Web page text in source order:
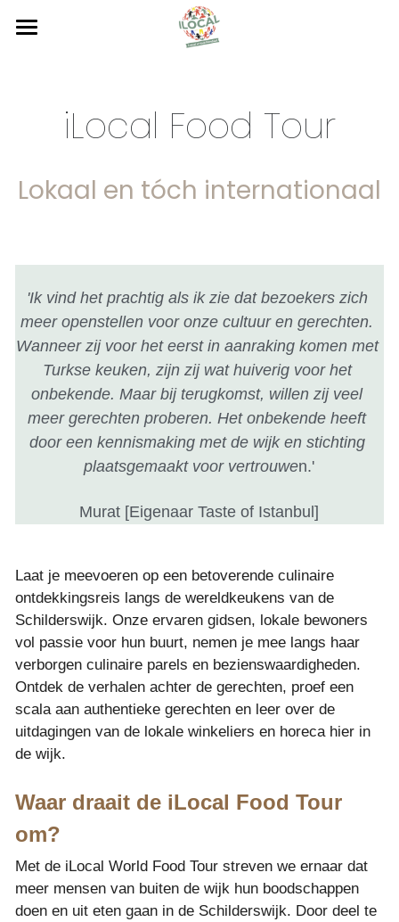
Wat we doen
Wie we zijn
Actief worden
Inzet stagiaires
Tours
iLocal SW Bewonerstour
iLocal Food Tour
iLocal Food &Art Tour
Verdere activiteiten
Wijkconsultatie
Bridge to Change
Evenementen
Mediabeleid
Zoeken
iLocal Food Tour
Lokaal en tóch internationaal
'Ik vind het prachtig als ik zie dat bezoekers zich
meer openstellen voor onze cultuur en gerechten.
Wanneer zij voor het eerst in aanraking komen met
Turkse keuken, zijn zij wat huiverig voor het
onbekende. Maar bij terugkomst, willen zij veel
meer gerechten proberen. Het onbekende heeft
door een kennismaking met de wijk en stichting
plaatsgemaakt voor vertrouwen.'
Murat [Eigenaar Taste of Istanbul]
Laat je meevoeren op een betoverende culinaire
ontdekkingsreis langs de wereldkeukens van de
Schilderswijk. Onze ervaren gidsen, lokale bewoners
vol passie voor hun buurt, nemen je mee langs haar
verborgen culinaire parels en bezienswaardigheden.
Ontdek de verhalen achter de gerechten, proef een
scala aan authentieke gerechten en leer over de
uitdagingen van de lokale winkeliers en horeca hier in
de wijk.
Waar draait de iLocal Food Tour
om?
Met de iLocal World Food Tour streven we ernaar dat
meer mensen van buiten de wijk hun boodschappen
doen en uit eten gaan in de Schilderswijk. Door deel te